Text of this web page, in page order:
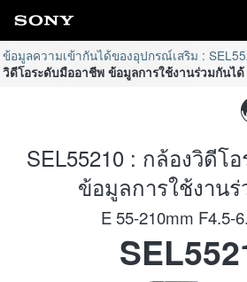
ข้อมูลความเข้ากันได้ของอุปกรณ์เสริม :
วิดีโอระดับมืออาชีพ ข้อมูลการใช้งานร่วมกันได้
SEL55210 : กล้องวิดีโ
ข้อมูลการใช้งาน
E 55-210mm F4.5-